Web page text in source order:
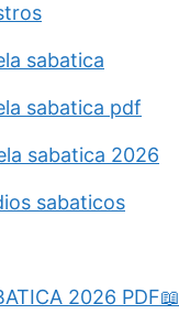
sabatica
sabatica pdf
sabatica 2026
sabaticos
2026 PDF📖